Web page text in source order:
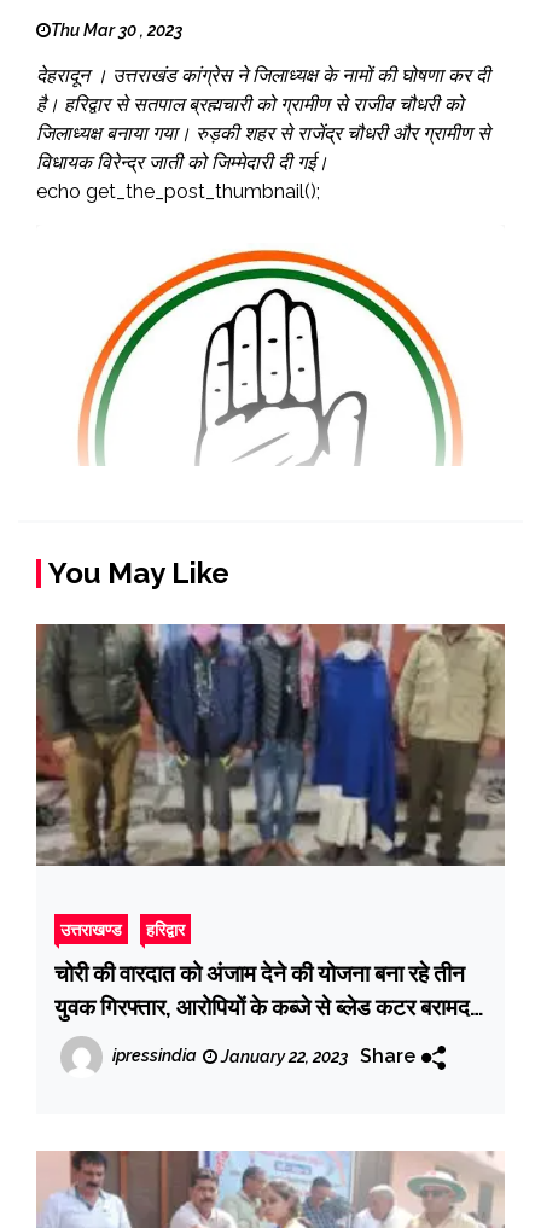
Thu Mar 30 , 2023
देहरादून । उत्तराखंड कांग्रेस ने जिलाध्यक्ष के नामों की घोषणा कर दी
है। हरिद्वार से सतपाल ब्रह्मचारी को ग्रामीण से राजीव चौधरी को
जिलाध्यक्ष बनाया गया। रुड़की शहर से राजेंद्र चौधरी और ग्रामीण से
विधायक विरेन्द्र जाती को जिम्मेदारी दी गई।
echo get_the_post_thumbnail();
You May Like
उत्तराखण्ड हरिद्वार
चोरी की वारदात को अंजाम देने की योजना बना रहे तीन
युवक गिरफ्तार, आरोपियों के कब्जे से ब्लेड कटर बरामद
हुए
ipressindia January 22, 2023 Share